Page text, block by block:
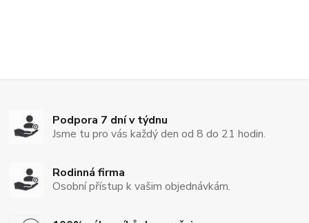
Podpora 7 dní v týdnu
Jsme tu pro vás každý den od 8 do 21 hodin.
Rodinná firma
Osobní přístup k vašim objednávkám.